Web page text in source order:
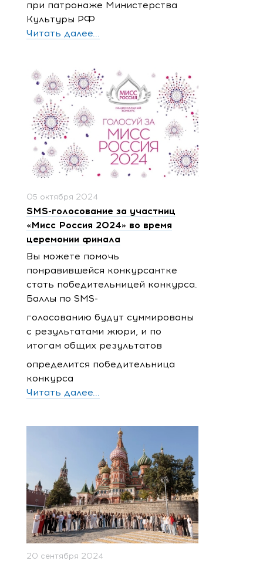
при патронаже Министерства
Культуры РФ
Читать далее...
05 октября 2024
SMS-голосование за участниц
«Мисс Россия 2024» во время
церемонии финала
Вы можете помочь
понравившейся конкурсантке
стать победительницей конкурса.
Баллы по SMS-
голосованию будут суммированы
с результатами жюри, и по
итогам общих результатов
определится победительница
конкурса
Читать далее...
20 сентября 2024